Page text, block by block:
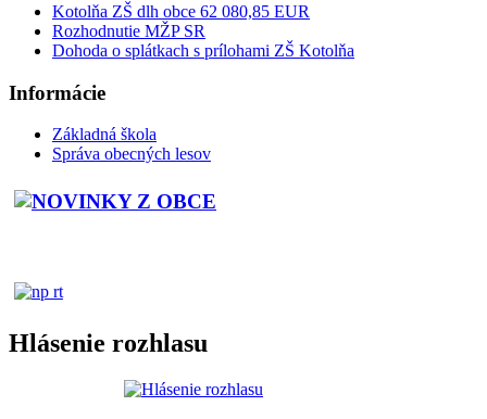
Kotolňa ZŠ dlh obce 62 080,85 EUR
Rozhodnutie MŽP SR
Dohoda o splátkach s prílohami ZŠ Kotolňa
Informácie
Základná škola
Správa obecných lesov
Hlásenie rozhlasu